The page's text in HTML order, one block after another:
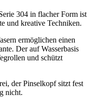
304 in flacher Form ist
und kreative Techniken.
ermöglichen einen
Der auf Wasserbasis
und schützt
der Pinselkopf sitzt fest
nicht.